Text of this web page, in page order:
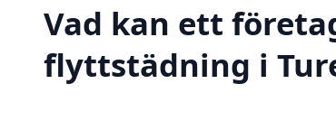
Vad kan ett
flyttstädning i